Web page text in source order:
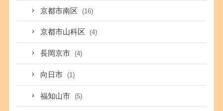
京都市南区 (16)
京都市山科区 (4)
長岡京市 (4)
向日市 (1)
福知山市 (5)